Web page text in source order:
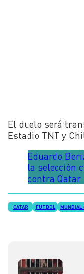
El duelo será
Estadio TNT y
Eduardo
la selección
contra Qatar
CATAR FUTBOL MUNDIAL